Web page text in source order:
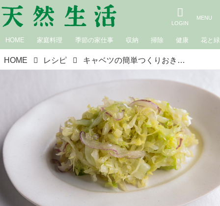
HOME 家庭料理 季節の家仕事 収納 掃除 健康 花と緑
HOME レシピ キャベツの簡単つくりおき「麹コールスロー」のつくり方。ゆずこしょうで爽やか！すぐできる“塩麹”のお弁当おかず／料理人・たかせさと美さん